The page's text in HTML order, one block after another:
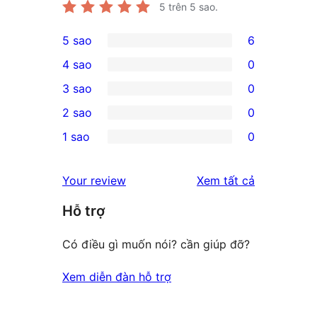
5 trên 5 sao.
6
5-
star
reviews
5 sao 6
4-
star
reviews
4 sao 0
0
3-
star
3 sao 0
2-
reviews
2 sao 0
star
reviews
1 sao 0
Your review Xem tất cả
Hỗ trợ
Có điều gì muốn nói? cần giúp đỡ?
Xem diễn đàn hỗ trợ